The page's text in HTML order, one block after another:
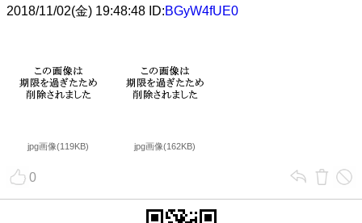
2018/11/02(金) 19:48:48 ID:BGyW4fUE0
jpg画像(119KB) jpg画像(162KB)
0